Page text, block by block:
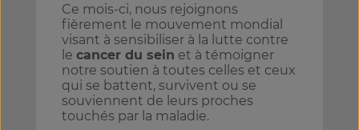
Ce mois-ci, nous rejoignons
fièrement le mouvement mondial
visant à sensibiliser à la lutte contre
le cancer du sein et à témoigner
notre soutien à toutes celles et ceux
qui se battent, survivent ou se
souviennent de leurs proches
touchés par la maladie.